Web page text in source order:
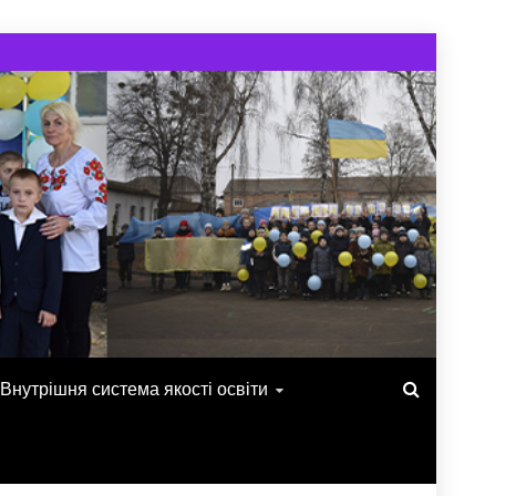
Внутрішня система якості освіти